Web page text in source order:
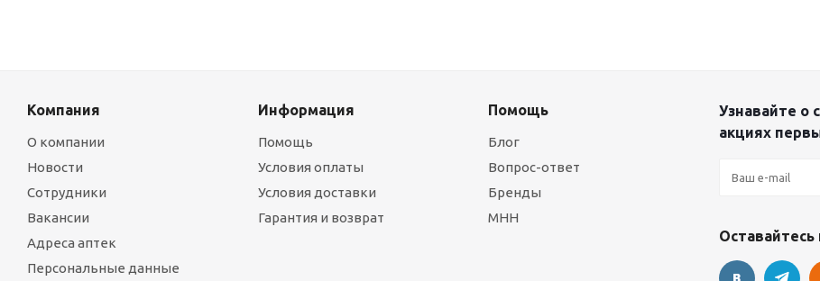
Компания
О компании
Новости
Сотрудники
Вакансии
Адреса аптек
Персональные данные
Информация
Помощь
Условия оплаты
Условия доставки
Гарантия и возврат
Помощь
Блог
Вопрос-ответ
Бренды
МНН
Узнавайте о
акциях
Оставайтесь